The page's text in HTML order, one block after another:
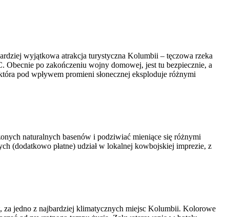
wyjątkowa atrakcja turystyczna Kolumbii – tęczowa rzeka
Obecnie po zakończeniu wojny domowej, jest tu bezpiecznie, a
pod wpływem promieni słonecznej eksploduje różnymi
naturalnych basenów i podziwiać mieniące się różnymi
(dodatkowo płatne) udział w lokalnej kowbojskiej imprezie, z
za jedno z najbardziej klimatycznych miejsc Kolumbii. Kolorowe